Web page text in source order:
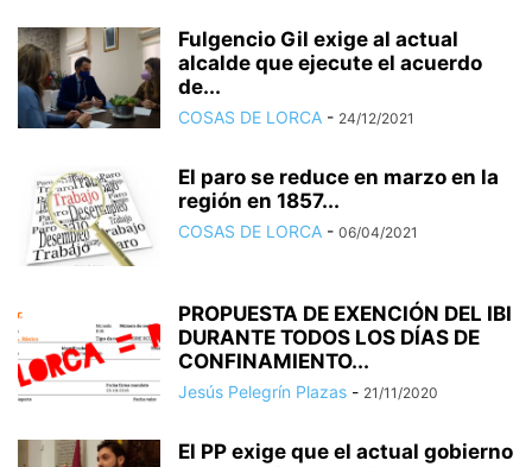
Fulgencio Gil exige al actual
alcalde que ejecute el acuerdo
de...
COSAS DE LORCA - 24/12/2021
El paro se reduce en marzo en la
región en 1857...
COSAS DE LORCA - 06/04/2021
PROPUESTA DE EXENCIÓN DEL IBI
DURANTE TODOS LOS DÍAS DE
CONFINAMIENTO...
Jesús Pelegrín Plazas - 21/11/2020
El PP exige que el actual gobierno